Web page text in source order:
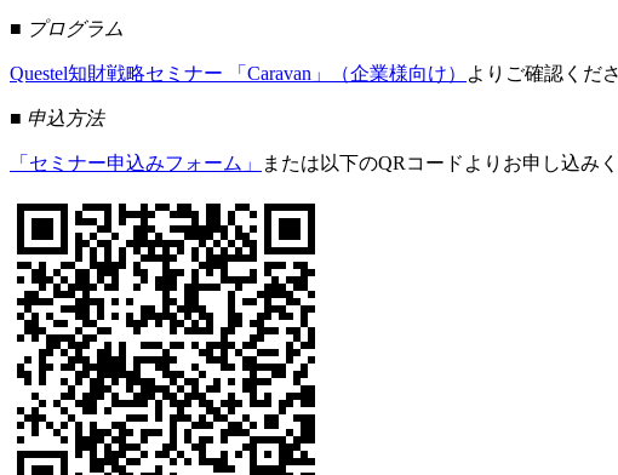
■ プログラム
Questel知財戦略セミナー 「Caravan」（企業様向け） よりご確認くださ
■ 申込方法
「セミナー申込みフォーム」 または以下のQRコードよりお申し込みく